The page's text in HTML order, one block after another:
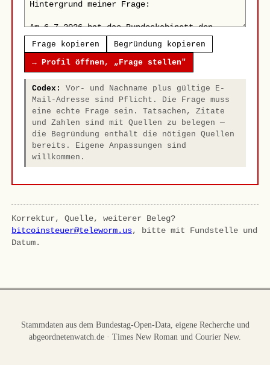
Frage kopieren Begründung kopieren
→ Profil öffnen, „Frage stellen"
Codex:
Vor- und Nachname plus gültige E-
Mail-Adresse sind Pflicht. Die Frage muss
eine echte Frage sein. Tatsachen, Zitate
und Zahlen sind mit Quellen zu belegen —
die Begründung enthält die nötigen Quellen
bereits. Eigene Anpassungen sind
willkommen.
Korrektur, Quelle, weiterer Beleg?
bitcoinsteuer@teleworm.us, bitte mit Fundstelle und
Datum.
Stammdaten aus dem Bundestag-Open-Data, eigene Recherche und
abgeordnetenwatch.de · Times New Roman und Courier New.